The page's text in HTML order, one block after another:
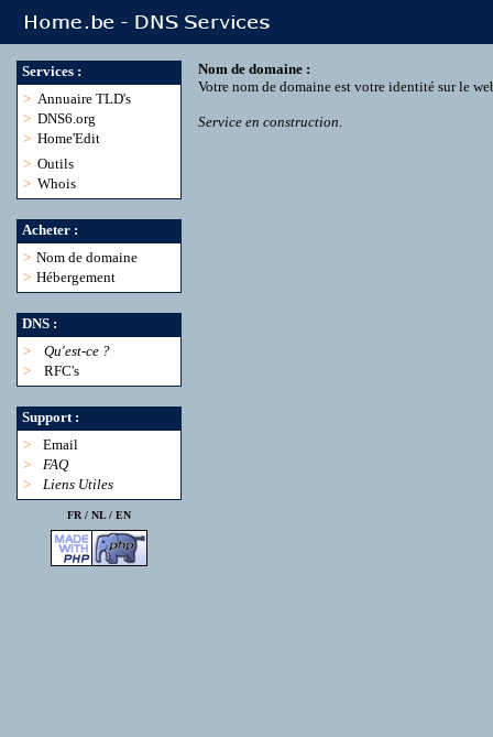
Services :
> Annuaire TLD's
> DNS6.org
> Home'Edit
> Outils
> Whois
Acheter :
> Nom de domaine
> Hébergement
DNS :
>
Qu'est-ce ?
>
RFC's
Support :
>
Email
>
FAQ
>
Liens Utiles
FR / NL/ EN
Nom de domaine :
Votre nom de domaine est votre identité sur le
Service en construction.